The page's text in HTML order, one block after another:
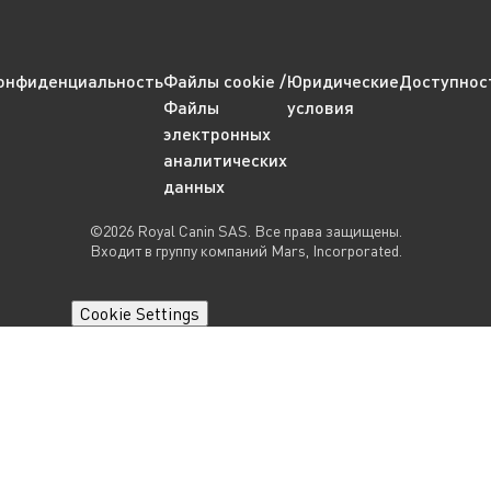
Файлы cookie /
Файлы
электронных
аналитических
данных
Юридические
условия
©2026 Royal Canin SAS. Все права защищены.
Входит в группу компаний Mars, Incorporated.
Cookie Settings